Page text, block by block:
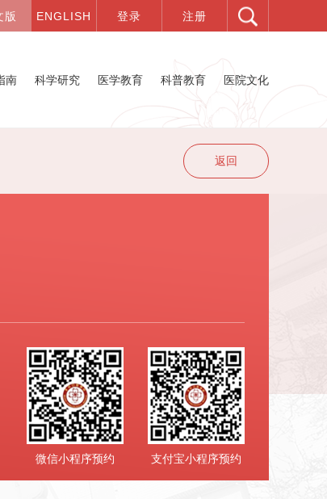
南 科学研究 医学教育 科普教育 医院文化
返回
微信小程序预约 支付宝小程序预约